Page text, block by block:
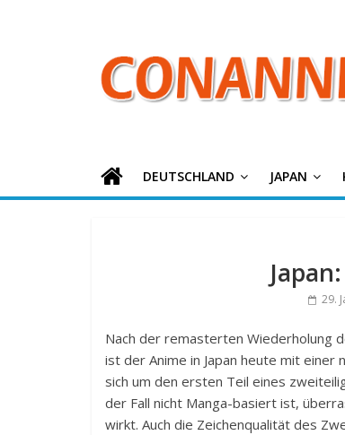
Detektiv
Conan
News
DEUTSCHLAND JAPAN
29.
Nach der remasterten Wiederholung
ist der Anime in Japan heute mit einer
sich um den ersten Teil eines
der Fall nicht Manga-basiert ist,
wirkt. Auch die Zeichenqualität des